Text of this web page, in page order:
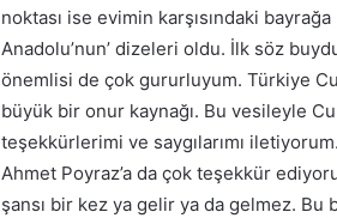
noktası ise evimin karşısındaki
Anadolu’nun’ dizeleri oldu. İlk söz
önemlisi de çok gururluyum. Türkiye
büyük bir onur kaynağı. Bu vesileyle
teşekkürlerimi ve saygılarımı
Ahmet Poyraz’a da çok teşekkür
şansı bir kez ya gelir ya da gelmez.